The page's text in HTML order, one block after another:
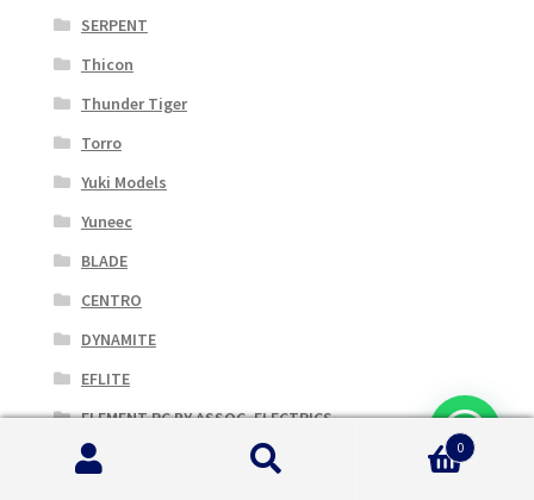
SERPENT
Thicon
Thunder Tiger
Torro
Yuki Models
Yuneec
BLADE
CENTRO
DYNAMITE
EFLITE
ELEMENT RC BY ASSOC. ELECTRICS
ETRONIX
0